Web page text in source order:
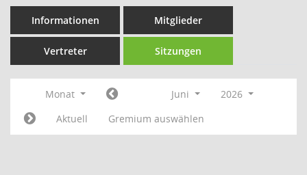
Informationen Mitglieder
Vertreter Sitzungen
Monat Juni
2026
Aktuell
Gremium auswählen